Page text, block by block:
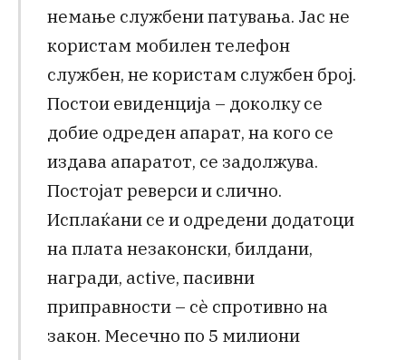
немање службени патувања. Јас не
користам мобилен телефон
службен, не користам службен број.
Постои евиденција – доколку се
добие одреден апарат, на кого се
издава апаратот, се задолжува.
Постојат реверси и слично.
Исплаќани се и одредени додатоци
на плата незаконски, билдани,
награди, active, пасивни
приправности – сѐ спротивно на
закон. Месечно по 5 милиони